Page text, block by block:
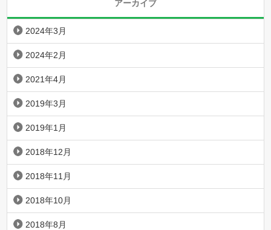
アーカイブ
2024年3月
2024年2月
2021年4月
2019年3月
2019年1月
2018年12月
2018年11月
2018年10月
2018年8月